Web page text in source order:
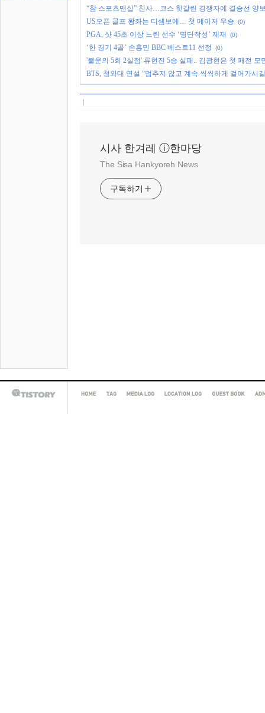
“참 스포츠맨십” 찬사…코스 헛갈린 경쟁자에 결승선 양
US오픈 골프 왕좌는 디섐보에… 첫 메이저 우승
(0)
PGA, 샷 45초 이상 느린 선수 ‘명단작성’ 제재 (0)
‘한 경기 4골’ 손흥민 BBC 베스트11 선정 (0)
'불운의 5회 2실점' 류현진 5승 실패.. 김광현은 첫 패전 모
BTS, 청와대 연설 “멈추지 않고 계속 씩씩하게 걸어가시
시사 한겨레 ⓘ한마당
The Sisa Hankyoreh News
구독하기